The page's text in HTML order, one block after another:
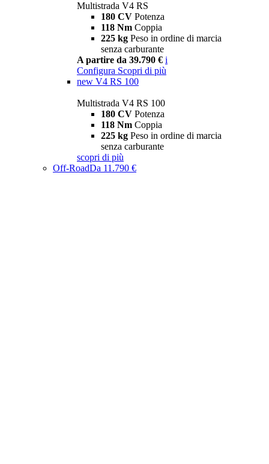
Multistrada V4 RS
180 CV Potenza
118 Nm Coppia
225 kg Peso in ordine di marcia
senza carburante
A partire da 39.790 € i
Configura Scopri di più
new V4 RS 100
Multistrada V4 RS 100
180 CV Potenza
118 Nm Coppia
225 kg Peso in ordine di marcia
senza carburante
scopri di più
Off-RoadDa 11.790 €